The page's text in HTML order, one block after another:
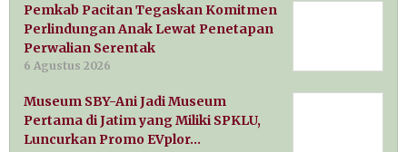
Pemkab Pacitan Tegaskan Komitmen
Perlindungan Anak Lewat Penetapan
Perwalian Serentak
6 Agustus 2026
Museum SBY-Ani Jadi Museum
Pertama di Jatim yang Miliki SPKLU,
Luncurkan Promo EVplor…